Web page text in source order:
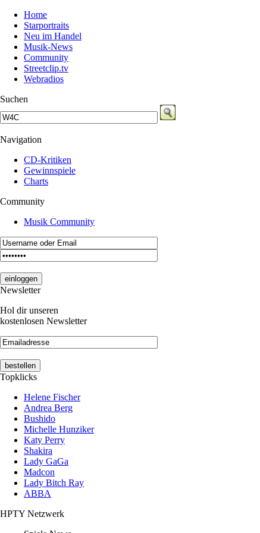
Home
Starportraits
Neu im Handel
Musik-News
Community
Streetclip.tv
Webradios
Suchen
Navigation
CD-Kritiken
Gewinnspiele
Charts
Community
Musik Community
Newsletter
Hol dir unseren
kostenlosen Newsletter
Topklicks
Helene Fischer
Andrea Berg
Bushido
Michelle Hunziker
Katy Perry
Shakira
Lady GaGa
Madcon
Lady Bitch Ray
ABBA
HPTY Netzwerk